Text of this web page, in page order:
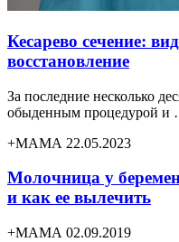
Кесарево сечение:
восстановление
За последние несколько
обыденным процедурой и
+МАМА 22.05.2023
Молочница у
и как ее вылечить
+МАМА 02.09.2019